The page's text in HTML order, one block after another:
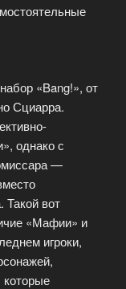
«Bang!», от
Сциарра.
однако с
—
вот
«Мафии» и
игроки,